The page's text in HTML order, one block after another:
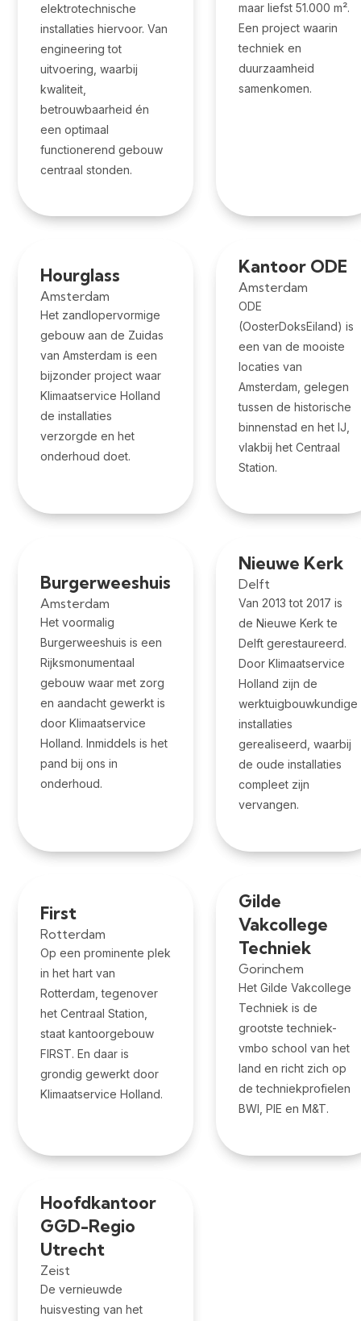
elektrotechnische
installaties hiervoor. Van
engineering tot
uitvoering, waarbij
kwaliteit,
betrouwbaarheid én
een optimaal
functionerend gebouw
centraal stonden.
maar liefst 51.000 m².
Een project waarin
techniek en
duurzaamheid
samenkomen.
Hourglass
Amsterdam
Het zandlopervormige
gebouw aan de Zuidas
van Amsterdam is een
bijzonder project waar
Klimaatservice Holland
de installaties
verzorgde en het
onderhoud doet.
Kantoor ODE
Amsterdam
ODE
(OosterDoksEiland) is
een van de mooiste
locaties van
Amsterdam, gelegen
tussen de historische
binnenstad en het IJ,
vlakbij het Centraal
Station.
Burgerweeshuis
Amsterdam
Het voormalig
Burgerweeshuis is een
Rijksmonumentaal
gebouw waar met zorg
en aandacht gewerkt is
door Klimaatservice
Holland. Inmiddels is het
pand bij ons in
onderhoud.
Nieuwe Kerk
Delft
Van 2013 tot 2017 is
de Nieuwe Kerk te
Delft gerestaureerd.
Door Klimaatservice
Holland zijn de
werktuigbouwkundige
installaties
gerealiseerd, waarbij
de oude installaties
compleet zijn
vervangen.
First
Rotterdam
Op een prominente plek
in het hart van
Rotterdam, tegenover
het Centraal Station,
staat kantoorgebouw
FIRST. En daar is
grondig gewerkt door
Klimaatservice Holland.
Gilde
Vakcollege
Techniek
Gorinchem
Het Gilde Vakcollege
Techniek is de
grootste techniek-
vmbo school van het
land en richt zich op
de techniekprofielen
BWI, PIE en M&T.
Hoofdkantoor
GGD-Regio
Utrecht
Zeist
De vernieuwde
huisvesting van het